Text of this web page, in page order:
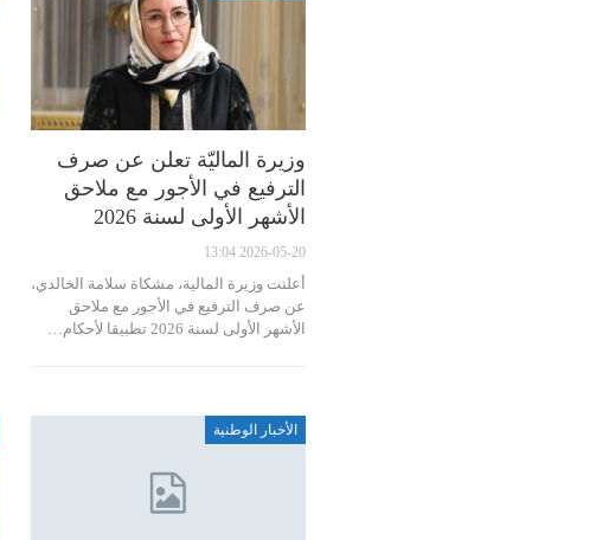
وزيرة الماليّة تعلن عن صرف
الترفيع في الأجور مع ملاحق
الأشهر الأولى لسنة 2026
2026-05-20 13:04
أعلنت وزيرة المالية، مشكاة سلامة الخالدي،
عن صرف الترفيع في الأجور مع ملاحق
الأشهر الأولى لسنة 2026 تطبيقا لأحكام…
الأخبار الوطنية